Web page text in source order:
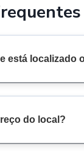
está localizado
do local?